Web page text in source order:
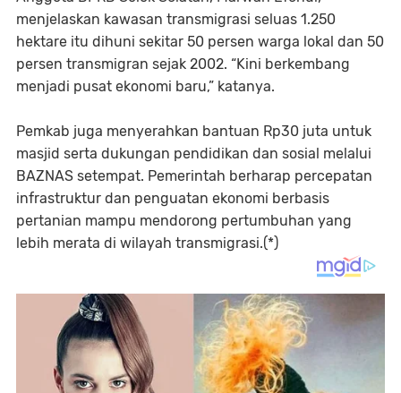
menjelaskan kawasan transmigrasi seluas 1.250
hektare itu dihuni sekitar 50 persen warga lokal dan 50
persen transmigran sejak 2002. “Kini berkembang
menjadi pusat ekonomi baru,” katanya.
Pemkab juga menyerahkan bantuan Rp30 juta untuk
masjid serta dukungan pendidikan dan sosial melalui
BAZNAS setempat. Pemerintah berharap percepatan
infrastruktur dan penguatan ekonomi berbasis
pertanian mampu mendorong pertumbuhan yang
lebih merata di wilayah transmigrasi.(*)